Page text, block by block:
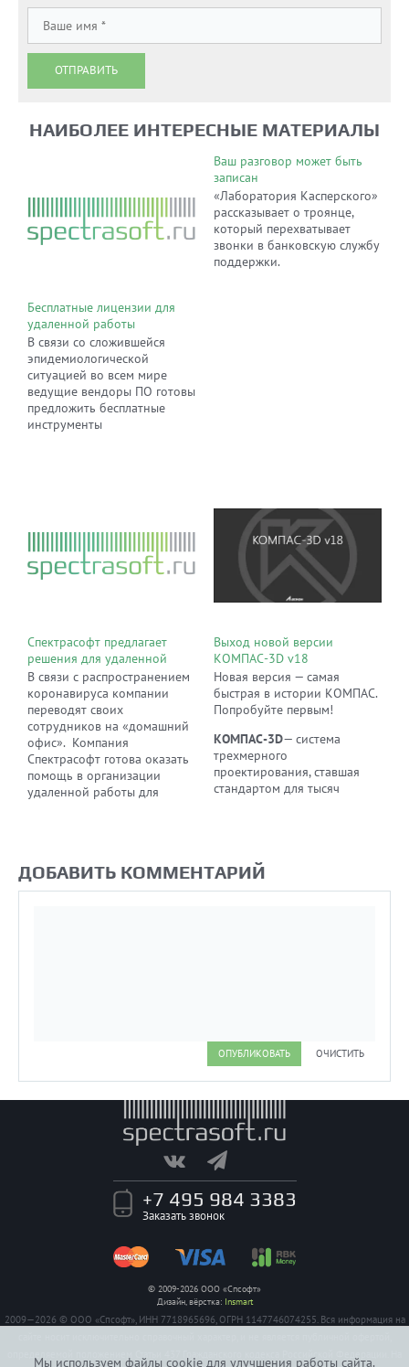
Мы используем файлы cookie для улучшения работы сайта.
ОТПРАВИТЬ
НАИБОЛЕЕ ИНТЕРЕСНЫЕ МАТЕРИАЛЫ
Бесплатные лицензии для
удаленной работы
В связи со сложившейся
эпидемиологической
ситуацией во всем мире
ведущие вендоры ПО готовы
предложить бесплатные
инструменты
Ваш разговор может быть
записан
«Лаборатория Касперского»
рассказывает о троянце,
который перехватывает
звонки в банковскую службу
поддержки.
Спектрасофт предлагает
решения для удаленной
работы
В связи с распространением
коронавируса компании
переводят своих
сотрудников на «домашний
офис». Компания
Спектрасофт готова оказать
помощь в организации
удаленной работы для
финансовых издержек
Выход новой версии
КОМПАС-3D v18
Новая версия — самая
быстрая в истории КОМПАС.
Попробуйте первым!
КОМПАС-3D— система
трехмерного
проектирования, ставшая
стандартом для тысяч
функциональными
возможностями
ДОБАВИТЬ КОММЕНТАРИЙ
ОПУБЛИКОВАТЬ ОЧИСТИТЬ
+7 495 984 3383
Заказать звонок
© 2009-2026 ООО «Спсофт»
Дизайн, вёрстка: Insmart
2009—2026 © ООО «Спсофт», ИНН 7718965696, ОГРН 1147746074255. Вся информация на